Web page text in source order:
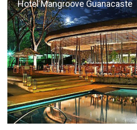
Hotel Mangroove Guanacaste